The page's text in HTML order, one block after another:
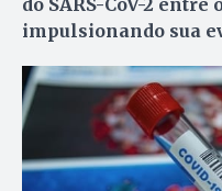
impulsionando sua